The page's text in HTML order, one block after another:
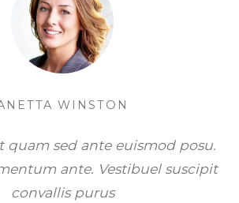
WINSTON
quam sed ante euismod posu.
ante. Vestibuel suscipit
convallis purus